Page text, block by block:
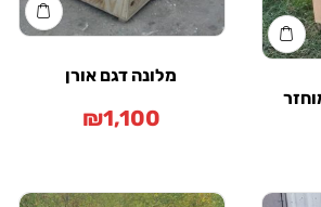
מלונה דגם אורן
₪